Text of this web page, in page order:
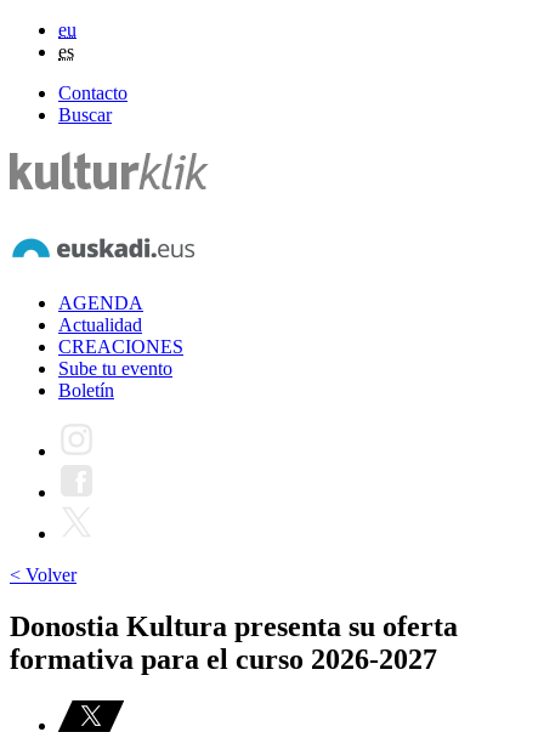
eu
es
Contacto
Buscar
AGENDA
Actualidad
CREACIONES
Sube tu evento
Boletín
< Volver
Donostia Kultura presenta su oferta
formativa para el curso 2026-2027